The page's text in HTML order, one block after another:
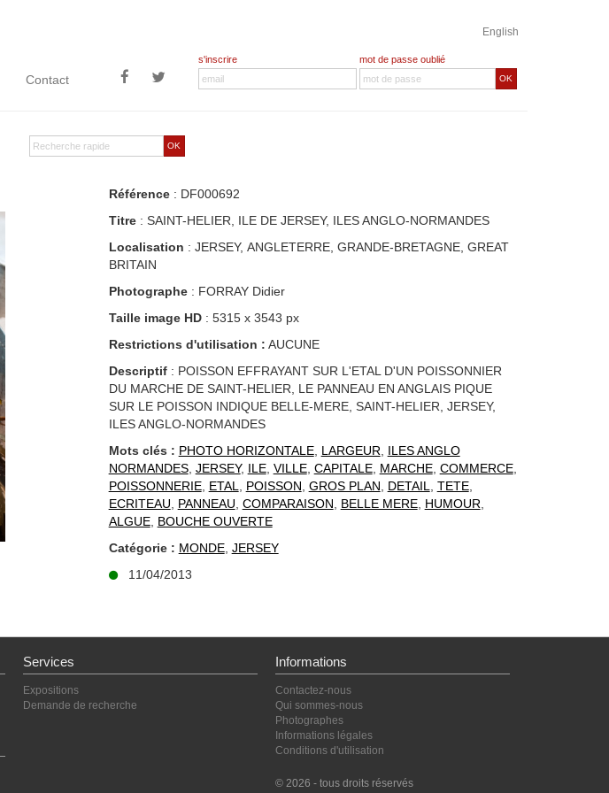
English
Contact
s'inscrire mot de passe oublié
OK
OK
Référence: DF000692
Titre: SAINT-HELIER, ILE DE JERSEY, ILES ANGLO-NORMANDES
Localisation : JERSEY, ANGLETERRE, GRANDE-BRETAGNE, GREAT
BRITAIN
Photographe: FORRAY Didier
Taille image HD: 5315 x 3543 px
Restrictions d'utilisation : AUCUNE
Descriptif: POISSON EFFRAYANT SUR L'ETAL D'UN POISSONNIER
DU MARCHE DE SAINT-HELIER, LE PANNEAU EN ANGLAIS PIQUE
SUR LE POISSON INDIQUE BELLE-MERE, SAINT-HELIER, JERSEY,
ILES ANGLO-NORMANDES
Mots clés : PHOTO HORIZONTALE, LARGEUR
ILES ANGLO
NORMANDES, JERSEY, ILE, VILLE, CAPITALE, MARCHE, COMMERCE,
POISSONNERIE, ETAL POISSON GROS PLAN DETAIL TETE,
ECRITEAU
PANNEAU COMPARAISON BELLE MERE, HUMOUR
ALGUE, BOUCHE OUVERTE
Catégorie : MONDE, JERSEY
11/04/2013
Services
Expositions
Demande de recherche
Informations
Contactez-nous
Qui sommes-nous
Photographes
Informations légales
Conditions d'utilisation
© 2026 - tous droits réservés